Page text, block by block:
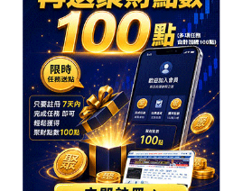
時，傳產、面板和記憶體卻淪
中鋼(2002)首當其衝，慘遭三大
碼的命運。科技股中也不是全面
科(2408)更是一口氣被抽走了超
群，砍起來可是毫不手軟。